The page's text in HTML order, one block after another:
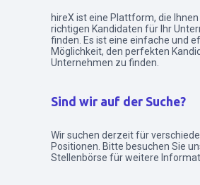
hireX ist eine Plattform, die
richtigen Kandidaten für Ihr
finden. Es ist eine einfache und
Möglichkeit, den perfekten
Unternehmen zu finden.
Sind wir auf der Suche?
Wir suchen derzeit für
Positionen. Bitte besuchen Sie
Stellenbörse für weitere